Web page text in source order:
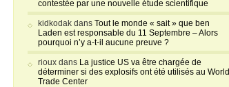
contestée par une nouvelle étude scientifique
kidkodak dans Tout le monde « sait » que ben
Laden est responsable du 11 Septembre – Alors
pourquoi n’y a-t-il aucune preuve ?
rioux dans La justice US va être chargée de
déterminer si des explosifs ont été utilisés au World
Trade Center